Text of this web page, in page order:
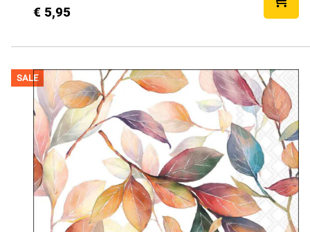
€ 5,95
SALE